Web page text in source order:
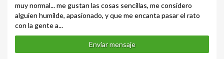
muy normal... me gustan las cosas sencillas, me considero
alguien humilde, apasionado, y que me encanta pasar el rato
con la gente a...
Enviar mensaje